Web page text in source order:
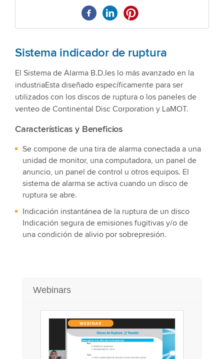
Sistema indicador de ruptura
El Sistema de Alarma B.D.Ies lo más avanzado en la
industriaEsta diseñado específicamente para ser
utilizados con los discos de ruptura o los paneles de
venteo de Continental Disc Corporation y LaMOT.
Características y Beneficios
Se compone de una tira de alarma conectada a una
unidad de monitor, una computadora, un panel de
anuncio, un panel de control u otros equipos. El
sistema de alarma se activa cuando un disco de
ruptura se abre.
Indicación instantánea de la ruptura de un disco
Indicación segura de emisiones fugitivas y/o de
una condición de alivio por sobrepresión.
Webinars